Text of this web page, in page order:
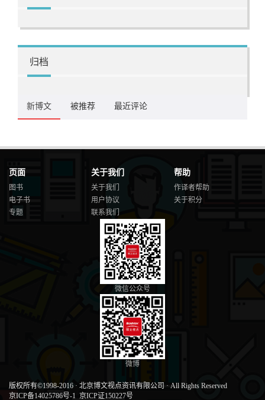
归档
新博文 被推荐 最近评论
页面
图书
电子书
专题
关于我们
关于我们
用户协议
联系我们
帮助
作译者帮助
关于积分
微信公众号
微博
版权所有©1998-2016 · 北京博文视点资讯有限公司 · All Rights Reserved
京ICP备14025786号-1 京ICP证150227号